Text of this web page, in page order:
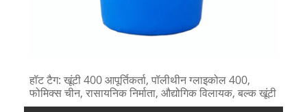
हॉट टैग: खूंटी 400 आपूर्तिकर्ता, पॉलीथीन ग्लाइकोल 400,
फोमिक्स चीन, रासायनिक निर्माता, औद्योगिक विलायक, बल्क खूंटी